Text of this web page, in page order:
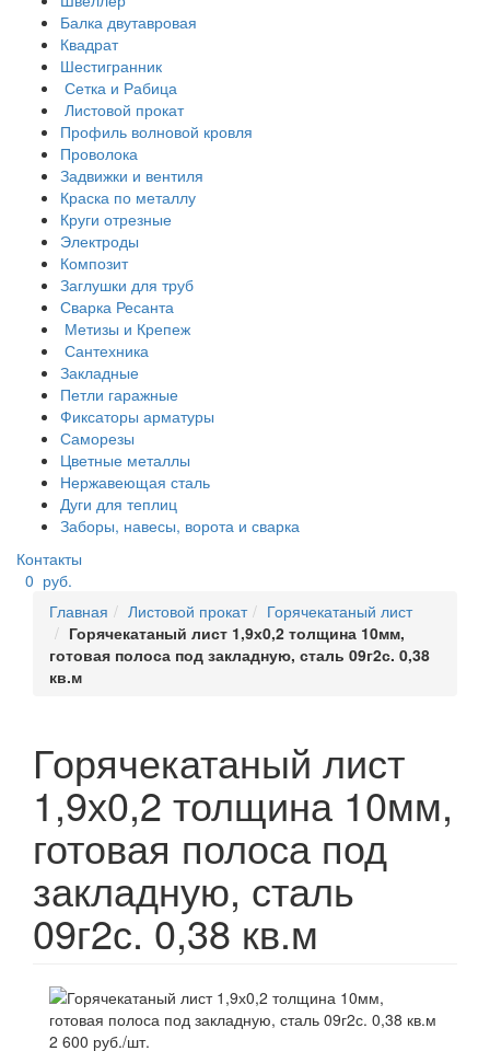
Балка двутавровая
Квадрат
Шестигранник
Сетка и Рабица
Листовой прокат
Профиль волновой кровля
Проволока
Задвижки и вентиля
Краска по металлу
Круги отрезные
Электроды
Композит
Заглушки для труб
Сварка Ресанта
Метизы и Крепеж
Сантехника
Закладные
Петли гаражные
Фиксаторы арматуры
Саморезы
Цветные металлы
Нержавеющая сталь
Дуги для теплиц
Заборы, навесы, ворота и сварка
Контакты
0 руб.
Главная
Листовой прокат
Горячекатаный лист
Горячекатаный лист 1,9х0,2 толщина 10мм,
готовая полоса под закладную, сталь 09г2с. 0,38
кв.м
Горячекатаный лист
1,9х0,2 толщина 10мм,
готовая полоса под
закладную, сталь
09г2с. 0,38 кв.м
2 600 руб./шт.